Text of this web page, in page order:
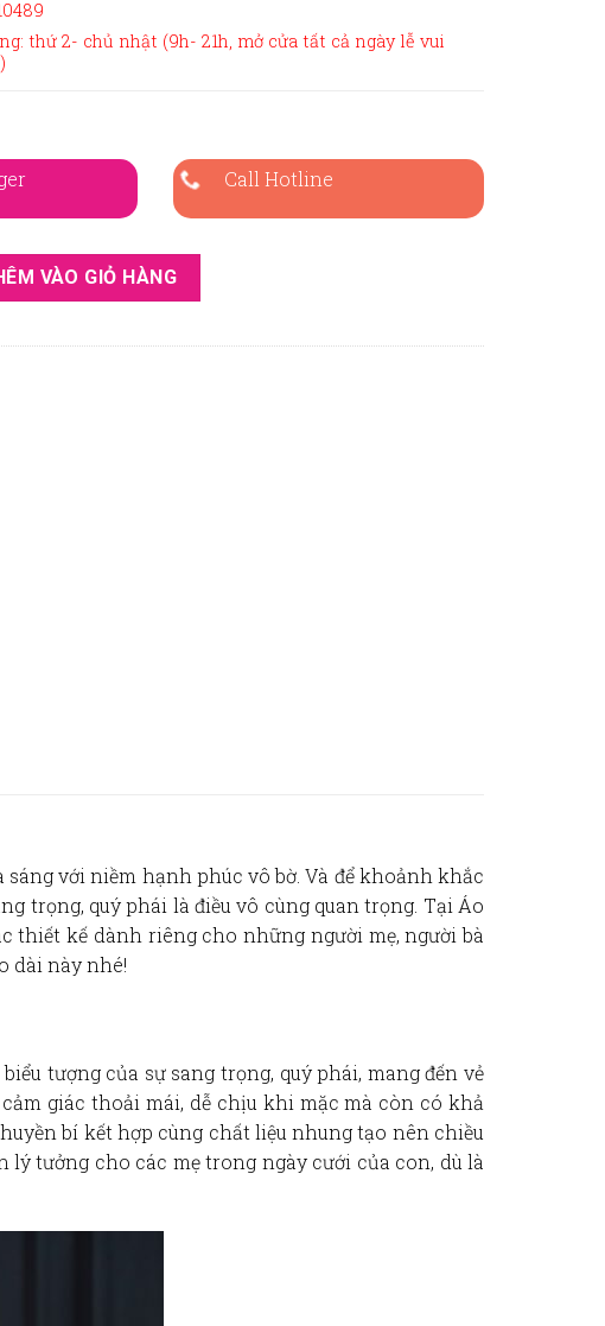
thứ 2- chủ nhật (9h- 21h, mở cửa tất cả ngày lễ vui
Call Hotline
nhung- XN279 số lượng
VÀO GIỎ HÀNG
với niềm hạnh phúc vô bờ. Và để khoảnh khắc
trọng, quý phái là điều vô cùng quan trọng. Tại Áo
thiết kế dành riêng cho những người mẹ, người bà
dài này nhé!
tượng của sự sang trọng, quý phái, mang đến vẻ
giác thoải mái, dễ chịu khi mặc mà còn có khả
bí kết hợp cùng chất liệu nhung tạo nên chiều
tưởng cho các mẹ trong ngày cưới của con, dù là